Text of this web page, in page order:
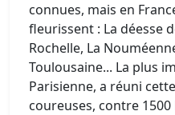
connues, mais en
fleurissent : La déesse
Rochelle, La
Toulousaine... La plus
Parisienne, a réuni
coureuses, contre